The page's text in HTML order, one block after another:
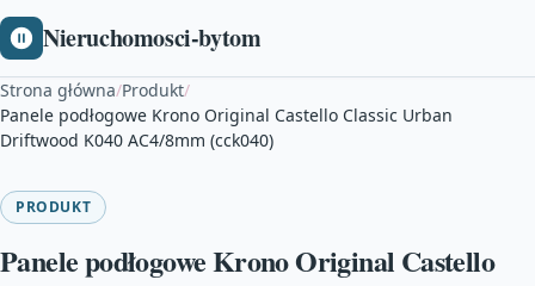
Nieruchomosci-bytom
Strona główna/Produkt/
Panele podłogowe Krono Original Castello Classic Urban
Driftwood K040 AC4/8mm (cck040)
PRODUKT
Panele podłogowe Krono Original Castello